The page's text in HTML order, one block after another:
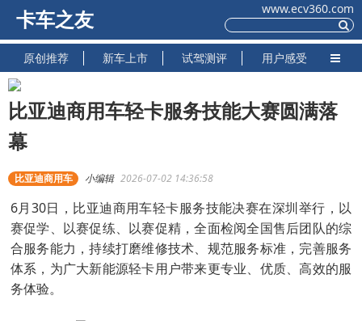
卡车之友
www.ecv360.com
原创推荐 新车上市 试驾测评 用户感受
比亚迪商用车轻卡服务技能大赛圆满落
幕
比亚迪商用车 小编辑 2026-07-02 14:36:58
6月30日，比亚迪商用车轻卡服务技能决赛在深圳举行，以
赛促学、以赛促练、以赛促精，全面检阅全国售后团队的综
合服务能力，持续打磨维修技术、规范服务标准，完善服务
体系，为广大新能源轻卡用户带来更专业、优质、高效的服
务体验。